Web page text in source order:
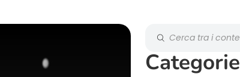
Categorie